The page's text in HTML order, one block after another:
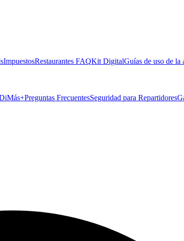
ImpuestosRestaurantes FAQKit DigitalGuías de uso de la
Preguntas FrecuentesSeguridad para Repartidores